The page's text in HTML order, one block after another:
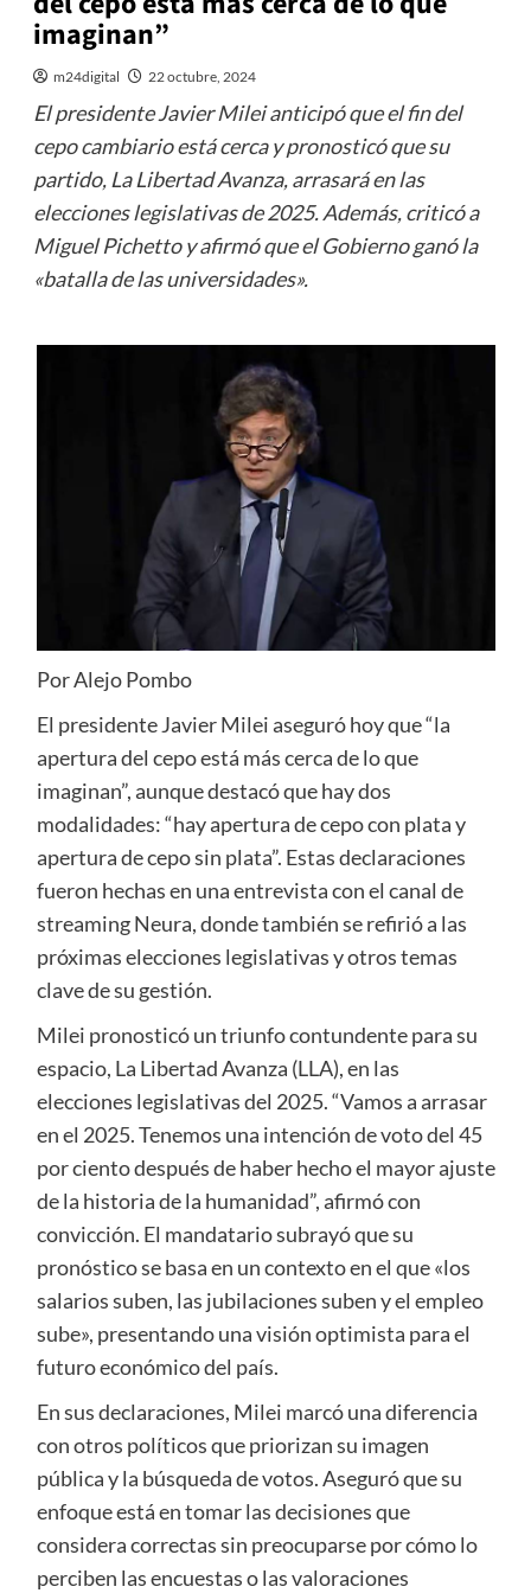
imaginan”
m24digital 22 octubre, 2024
El presidente Javier Milei anticipó que el fin del
cepo cambiario está cerca y pronosticó que su
partido, La Libertad Avanza, arrasará en las
elecciones legislativas de 2025. Además, criticó a
Miguel Pichetto y afirmó que el Gobierno ganó la
«batalla de las universidades».
Por Alejo Pombo
El presidente Javier Milei aseguró hoy que “la
apertura del cepo está más cerca de lo que
imaginan”, aunque destacó que hay dos
modalidades: “hay apertura de cepo con plata y
apertura de cepo sin plata”. Estas declaraciones
fueron hechas en una entrevista con el canal de
streaming Neura, donde también se refirió a las
próximas elecciones legislativas y otros temas
clave de su gestión.
Milei pronosticó un triunfo contundente para su
espacio, La Libertad Avanza (LLA), en las
elecciones legislativas del 2025. “Vamos a arrasar
en el 2025. Tenemos una intención de voto del 45
por ciento después de haber hecho el mayor ajuste
de la historia de la humanidad”, afirmó con
convicción. El mandatario subrayó que su
pronóstico se basa en un contexto en el que «los
salarios suben, las jubilaciones suben y el empleo
sube», presentando una visión optimista para el
futuro económico del país.
En sus declaraciones, Milei marcó una diferencia
con otros políticos que priorizan su imagen
pública y la búsqueda de votos. Aseguró que su
enfoque está en tomar las decisiones que
considera correctas sin preocuparse por cómo lo
perciben las encuestas o las valoraciones